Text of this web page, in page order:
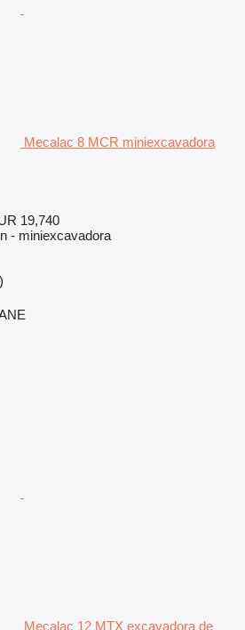
Mecalac 8 MCR miniexcavadora
19,740
- miniexcavadora
Mecalac 12 MTX excavadora de